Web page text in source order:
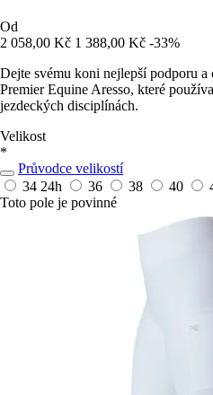
Od
2 058,00 Kč 1 388,00 Kč -33%
Dejte svému koni nejlepší podporu
Premier Equine Aresso, které
jezdeckých disciplínách.
Velikost
*
Průvodce velikostí
34 24h 36 38 40
Toto pole je povinné